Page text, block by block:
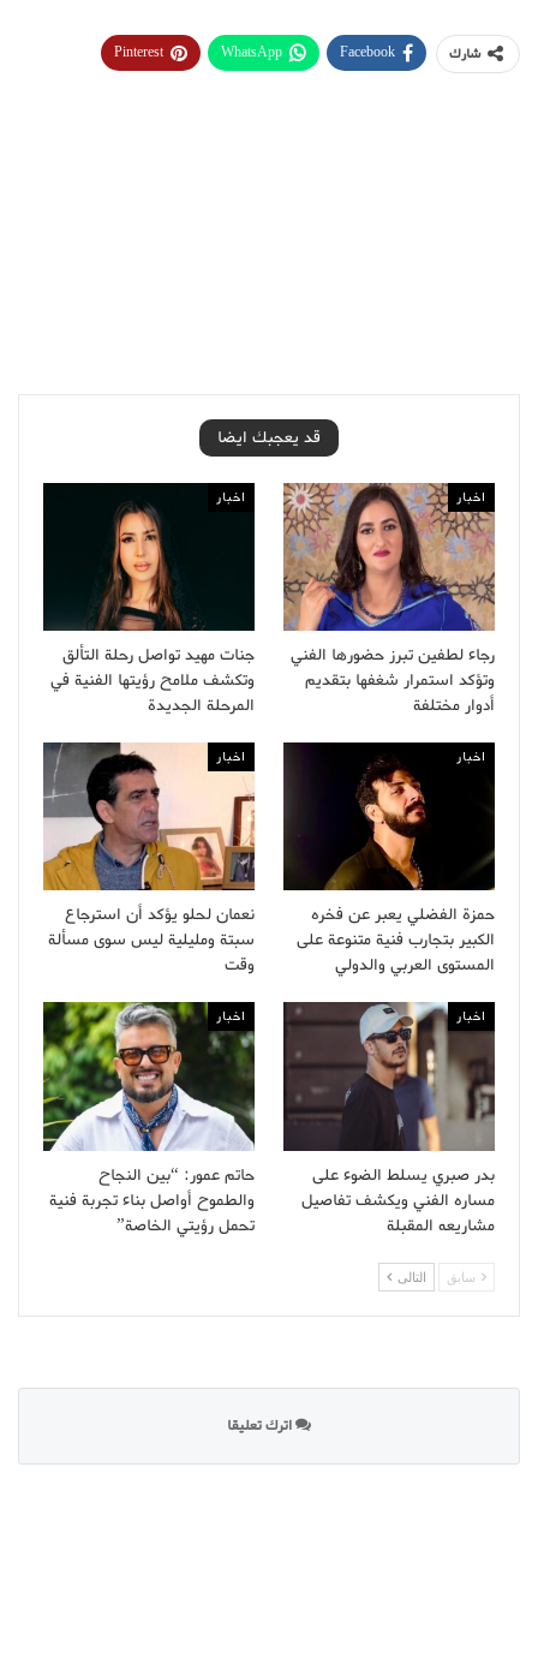
شارك Facebook
WhatsApp
Pinterest
قد يعجبك ايضا
اخبار
رجاء لطفين تبرز حضورها الفني
وتؤكد استمرار شغفها بتقديم
أدوار مختلفة
اخبار
جنات مهيد تواصل رحلة التألق
وتكشف ملامح رؤيتها الفنية في
المرحلة الجديدة
اخبار
حمزة الفضلي يعبر عن فخره
الكبير بتجارب فنية متنوعة على
المستوى العربي والدولي
اخبار
نعمان لحلو يؤكد أن استرجاع
سبتة ومليلية ليس سوى مسألة
وقت
اخبار
بدر صبري يسلط الضوء على
مساره الفني ويكشف تفاصيل
مشاريعه المقبلة
اخبار
حاتم عمور: “بين النجاح
والطموح أواصل بناء تجربة فنية
تحمل رؤيتي الخاصة”
سابق التالى
اترك تعليقا